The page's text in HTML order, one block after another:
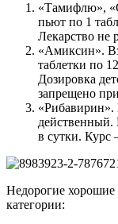
«Тамифлю»,
пьют по 1
Лекарство не
«Амиксин».
таблетки по
Дозировка
запрещено
«Рибавирин».
в сутки. Курс
Недорогие хорошие
категории: